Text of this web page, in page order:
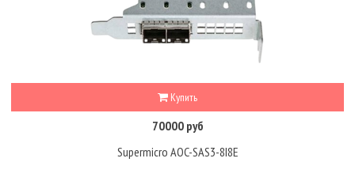
Купить
70000 руб
Supermicro AOC-SAS3-8I8E